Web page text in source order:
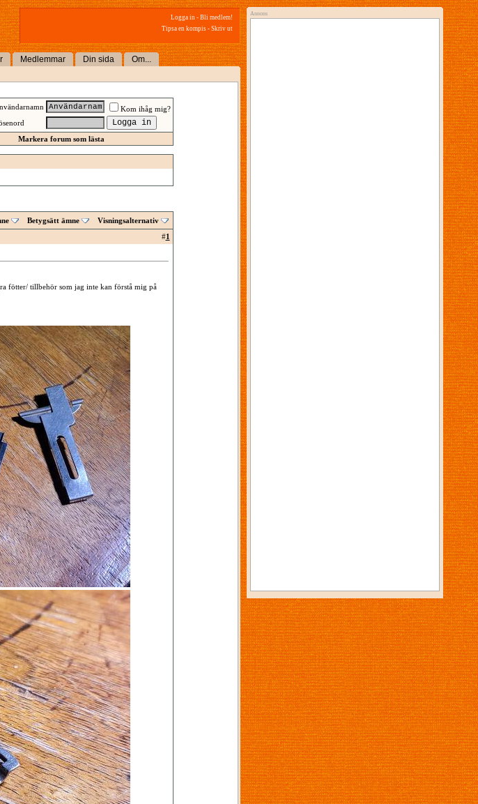
Logga in - Bli medlem!
Tipsa en kompis - Skriv ut
Medlemmar Din sida Om...
Kom ihåg mig?
Markera forum som lästa
Betygsätt ämne
Visningsalternativ
#1
fötter/ tillbehör som jag inte kan förstå mig på
Annons